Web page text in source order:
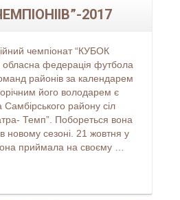
2017
чемпіонат “КУБОК
федерація футбола
районів за календарем
його володарем є
району сіл
Темп”. Побореться вона
новому сезоні. 21 жовтня у
приймала на своєму …